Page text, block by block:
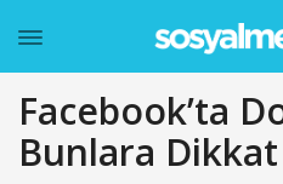
Facebook’ta
Bunlara